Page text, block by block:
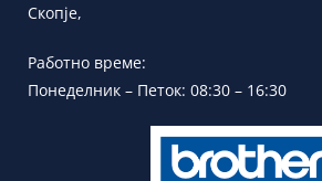
Скопје,
Работно време:
Понеделник – Петок: 08:30 – 16:30